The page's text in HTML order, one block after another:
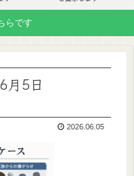
らです
月5日
2026.06.05